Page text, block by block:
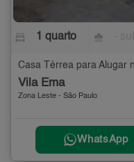
1 quarto
Casa Térrea para Alugar
Vila Ema
Zona Leste - São Paulo
WhatsApp